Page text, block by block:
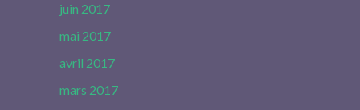
juin 2017
mai 2017
avril 2017
mars 2017